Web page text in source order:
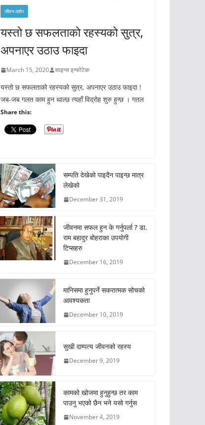
जीवन-दर्शन
यस्तो छ सफलताको रहस्यको सुत्र,
अपनाएर उठाउ फाइदा
March 15, 2020 साइन्स इन्फोटेक
यस्तो छ सफलताको रहस्यको सुत्र, अपनाएर उठाउ फाइदा !
जब-जब गलत काम हुन थाल्छ त्यहाँ विद्रोह शुरु हुन्छ । गतल
Share this:
सम्पति देखेको पाइदैन पाइन्छ मात्र
लेखेको
December 31, 2019
जीवनमा सफल हुन के गर्नुपर्ला ? डा.
राम बहादुर बोहराका उपयोगी
टिप्सहरु
December 16, 2019
मानिसमा हुनुपर्ने सकरात्मक सोचको
आवश्यकता
December 10, 2019
सुखी दाम्पत्य जीवनको रहस्य
December 9, 2019
कामको खोजमा हुनुहुन्छ तर काम
पाउनु भएको छैन भने यसो गर्नुस
November 4, 2019